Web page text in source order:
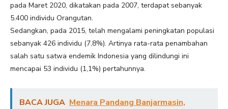
pada Maret 2020, dikatakan pada 2007, terdapat sebanyak
5.400 individu Orangutan.
Sedangkan, pada 2015, telah mengalami peningkatan populasi
sebanyak 426 individu (7,8%). Artinya rata-rata penambahan
salah satu satwa endemik Indonesia yang dilindungi ini
mencapai 53 individu (1,1%) pertahunnya.
BACA JUGA Menara Pandang Banjarmasin,